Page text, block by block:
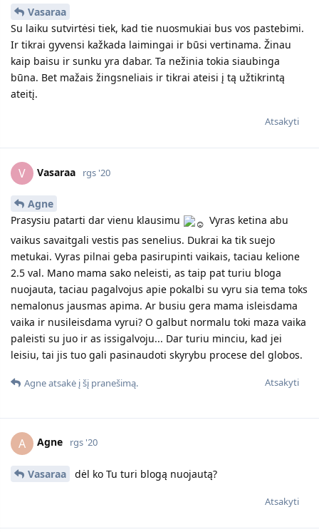
Vasaraa
Su laiku sutvirtėsi tiek, kad tie nuosmukiai bus vos pastebimi.
Ir tikrai gyvensi kažkada laimingai ir būsi vertinama. Žinau
kaip baisu ir sunku yra dabar. Ta nežinia tokia siaubinga
būna. Bet mažais žingsneliais ir tikrai ateisi į tą užtikrintą
ateitį.
Atsakyti
V Vasaraa rgs '20
Agne
Prasysiu patarti dar vienu klausimu
Vyras ketina abu
vaikus savaitgali vestis pas senelius. Dukrai ka tik suejo
metukai. Vyras pilnai geba pasirupinti vaikais, taciau kelione
2.5 val. Mano mama sako neleisti, as taip pat turiu bloga
nuojauta, taciau pagalvojus apie pokalbi su vyru sia tema toks
nemalonus jausmas apima. Ar busiu gera mama isleisdama
vaika ir nusileisdama vyrui? O galbut normalu toki maza vaika
paleisti su juo ir as issigalvoju... Dar turiu minciu, kad jei
leisiu, tai jis tuo gali pasinaudoti skyrybu procese del globos.
Atsakyti
Agneatsakė į šį pranešimą.
A Agne rgs '20
Vasaraa dėl ko Tu turi blogą nuojautą?
Atsakyti